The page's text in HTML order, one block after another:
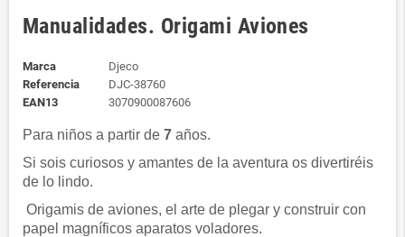
Manualidades. Origami Aviones
Marca
Djeco
Referencia
DJC-38760
EAN13
3070900087606
Para niños a partir de 7 años.
Si sois curiosos y amantes de la aventura os divertiréis
de lo lindo.
Origamis de aviones, el arte de plegar y construir con
papel magníficos aparatos voladores.